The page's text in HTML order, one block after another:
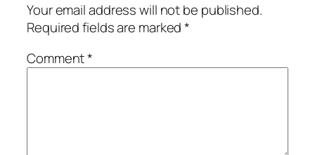
Your email address will not be published.
Required fields are marked*
Comment*